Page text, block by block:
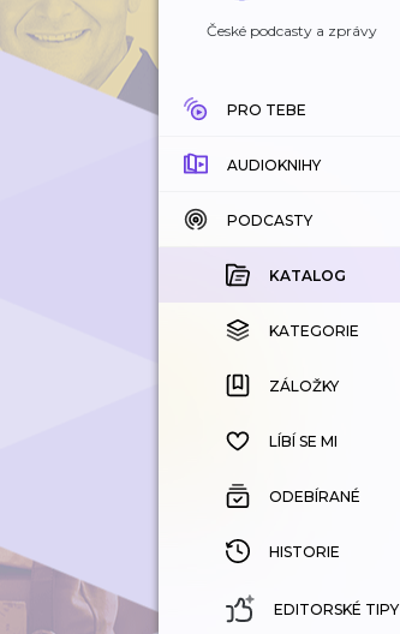
České podcasty a zprávy
PRO TEBE
AUDIOKNIHY
KATALOG
KOUPENÉ
KATEGORIE
ZÁLOŽKY
HISTORIE
PODCASTY
KATALOG
KATEGORIE
ZÁLOŽKY
LÍBÍ SE MI
ODEBÍRANÉ
HISTORIE
EDITORSKÉ TIPY